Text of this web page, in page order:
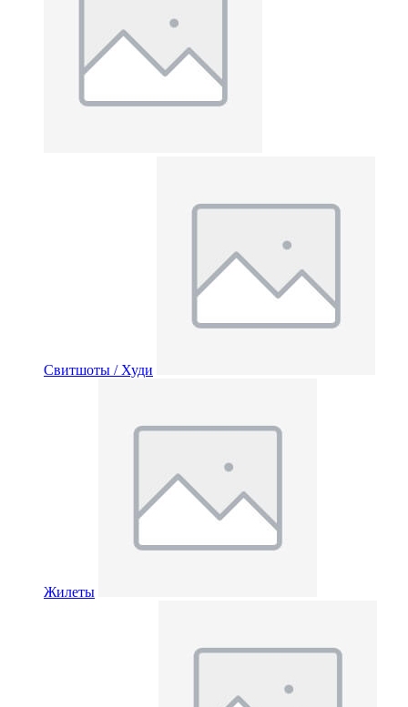
Свитшоты / Худи
Жилеты